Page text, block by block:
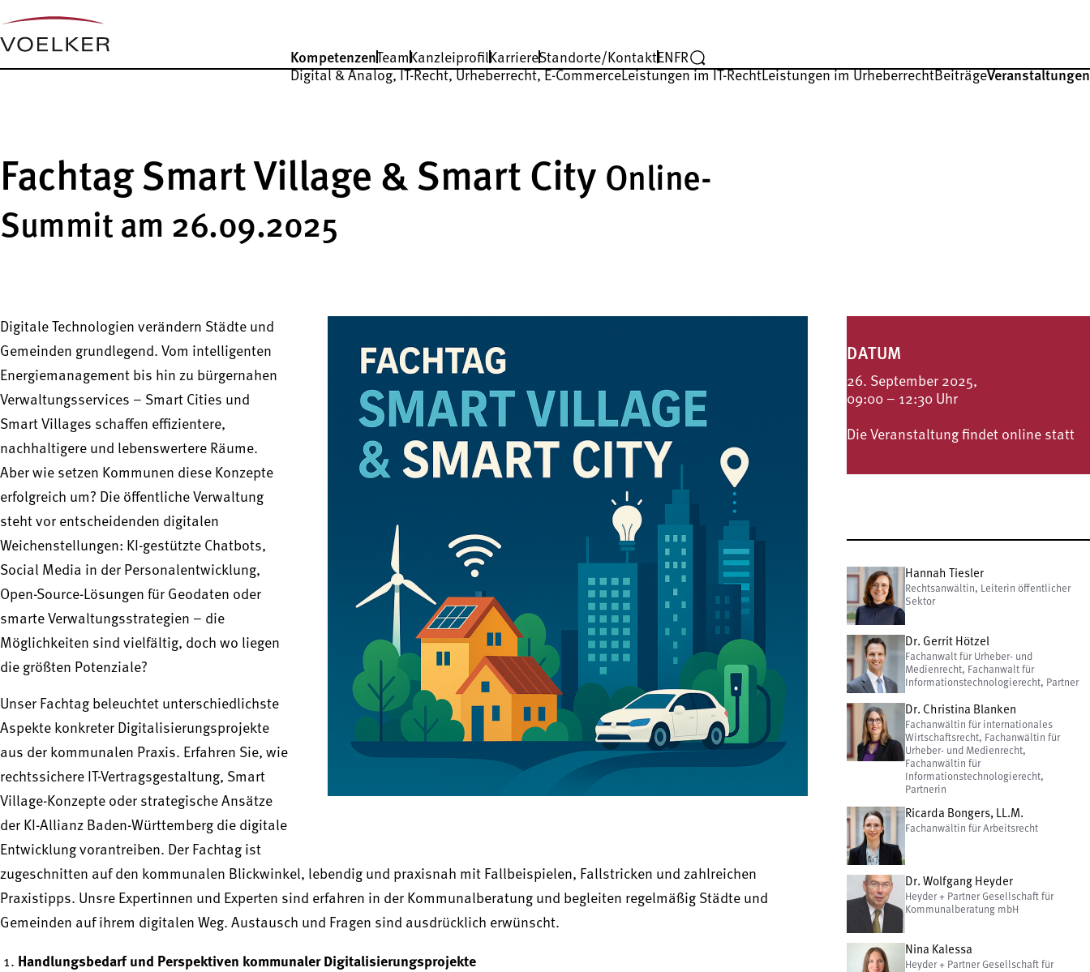
KompetenzenTeam KanzleiprofilKarriereStandorte/KontaktENFR
Digital & Analog, IT-Recht, Urheberrecht, E-CommerceLeistungen im IT-RechtLeistungen im UrheberrechtBeiträgeVeranstaltungen
Fachtag Smart Village & Smart City Online-
Summit am 26.09.2025
Digitale Technologien verändern Städte und
Gemeinden grundlegend. Vom intelligenten
Energiemanagement bis hin zu bürgernahen
Verwaltungsservices – Smart Cities und
Smart Villages schaffen effizientere,
nachhaltigere und lebenswertere Räume.
Aber wie setzen Kommunen diese Konzepte
erfolgreich um? Die öffentliche Verwaltung
steht vor entscheidenden digitalen
Weichenstellungen: KI-gestützte Chatbots,
Social Media in der Personalentwicklung,
Open-Source-Lösungen für Geodaten oder
smarte Verwaltungsstrategien – die
Möglichkeiten sind vielfältig, doch wo liegen
die größten Potenziale?
Unser Fachtag beleuchtet unterschiedlichste
Aspekte konkreter Digitalisierungsprojekte
aus der kommunalen Praxis. Erfahren Sie, wie
rechtssichere IT-Vertragsgestaltung, Smart
Village-Konzepte oder strategische Ansätze
der KI-Allianz Baden-Württemberg die digitale
Entwicklung vorantreiben. Der Fachtag ist
zugeschnitten auf den kommunalen Blickwinkel, lebendig und praxisnah mit Fallbeispielen, Fallstricken und zahlreichen
Praxistipps. Unsre Expertinnen und Experten sind erfahren in der Kommunalberatung und begleiten regelmäßig Städte und
Gemeinden auf ihrem digitalen Weg. Austausch und Fragen sind ausdrücklich erwünscht.
Handlungsbedarf und Perspektiven kommunaler Digitalisierungsprojekte
DATUM
26. September 2025,
09:00 – 12:30 Uhr
Die Veranstaltung findet online statt
Hannah Tiesler
Rechtsanwältin, Leiterin öffentlicher
Sektor
Dr. Gerrit Hötzel
Fachanwalt für Urheber- und
Medienrecht, Fachanwalt für
Informationstechnologierecht, Partner
Dr. Christina Blanken
Fachanwältin für internationales
Wirtschaftsrecht, Fachanwältin für
Urheber- und Medienrecht,
Fachanwältin für
Informationstechnologierecht,
Partnerin
Ricarda Bongers, LL.M.
Fachanwältin für Arbeitsrecht
Dr. Wolfgang Heyder
Heyder + Partner Gesellschaft für
Kommunalberatung mbH
Nina Kalessa
Heyder + Partner Gesellschaft für